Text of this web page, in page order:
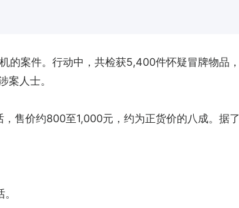
的案件。行动中，共检获5,400件怀疑冒牌物品
案人士。
售价约800至1,000元，约为正货价的八成。据